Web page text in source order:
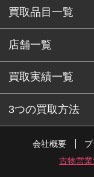
買取品目一覧
店舗一覧
買取実績一覧
3つの買取方法
会社概要
古物営